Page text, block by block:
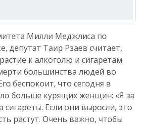
Милли Меджлиса по
депутат Таир Рзаев считает,
к алкоголю и сигаретам
большинства людей во
беспокоит, что сегодня в
больше курящих женщин: «Я за
Если они выросли, это
растут. Очень важно, чтобы